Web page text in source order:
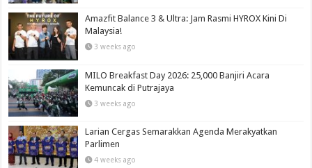
Amazfit Balance 3 & Ultra: Jam Rasmi HYROX Kini Di
Malaysia!
3 weeks ago
MILO Breakfast Day 2026: 25,000 Banjiri Acara
Kemuncak di Putrajaya
3 weeks ago
Larian Cergas Semarakkan Agenda Merakyatkan
Parlimen
4 weeks ago